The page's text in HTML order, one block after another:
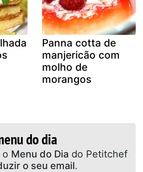
Panna cotta de
manjericão com
molho de
morangos
do dia
Para receber o Menu do Dia do Petitchef
o seu email.